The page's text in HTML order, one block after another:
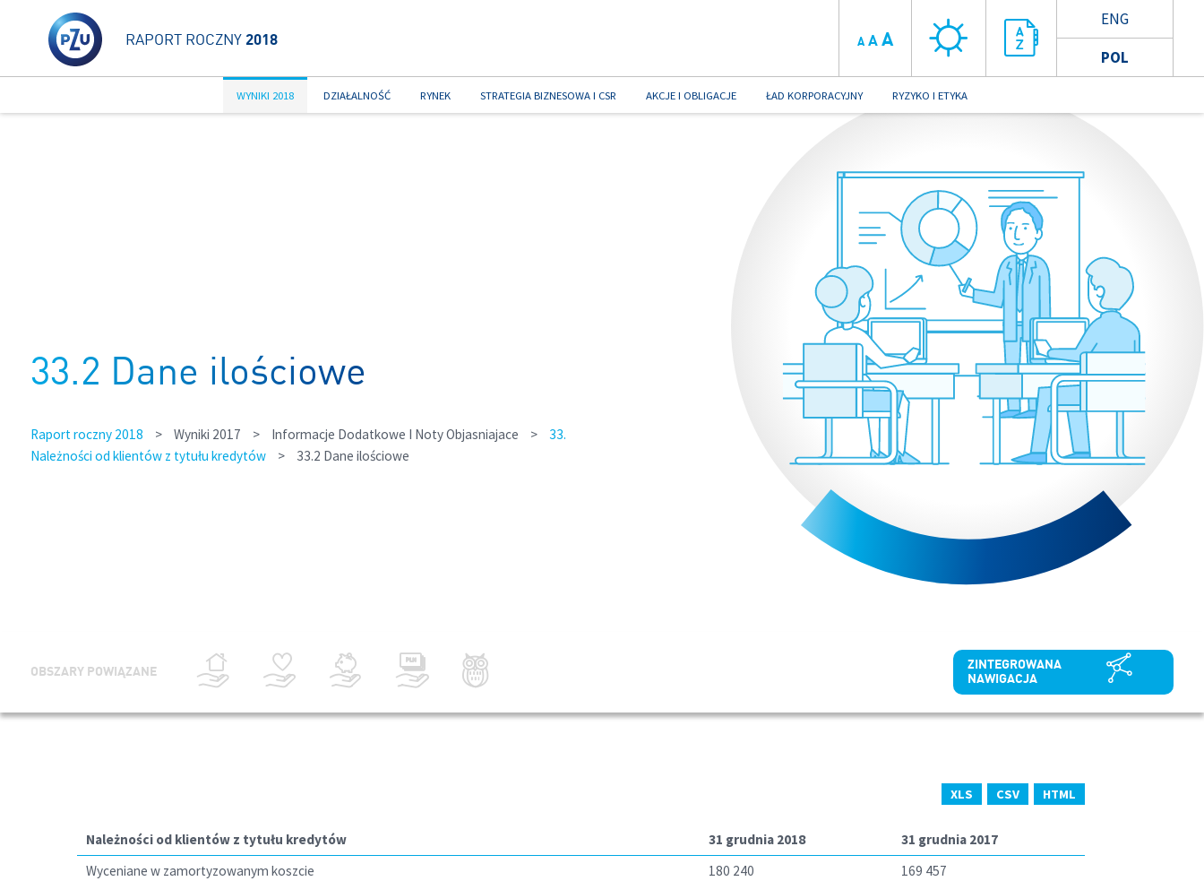
RAPORT ROCZNY 2018
ENG
POL
A A A
WYNIKI 2018 DZIAŁALNOŚĆ RYNEK STRATEGIA BIZNESOWA I CSR AKCJE I OBLIGACJE ŁAD KORPORACYJNY RYZYKO I ETYKA
33.2 Dane ilościowe
Raport roczny 2018 > Wyniki 2017 > Informacje Dodatkowe I Noty Objasniajace >
33.
Należności od klientów z tytułu kredytów
> 33.2 Dane ilościowe
OBSZARY POWIĄZANE
ZINTEGROWANA
NAWIGACJA
XLS CSV HTML
Należności od klientów z tytułu kredytów 31 grudnia 2018
31 grudnia 2017
Wyceniane w zamortyzowanym koszcie
180 240
169 457